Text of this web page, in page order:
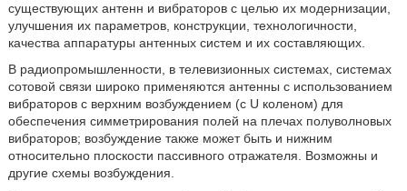
существующих антенн и вибраторов с целью их модернизации,
улучшения их параметров, конструкции, технологичности,
качества аппаратуры антенных систем и их составляющих.
В радиопромышленности, в телевизионных системах, системах
сотовой связи широко применяются антенны с использованием
вибраторов с верхним возбуждением (с U коленом) для
обеспечения симметрирования полей на плечах полуволновых
вибраторов; возбуждение также может быть и нижним
относительно плоскости пассивного отражателя. Возможны и
другие схемы возбуждения.